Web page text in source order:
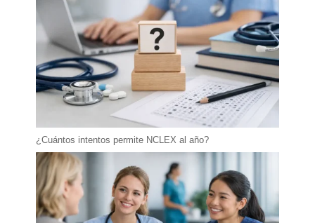
¿Cuántos intentos permite NCLEX al año?